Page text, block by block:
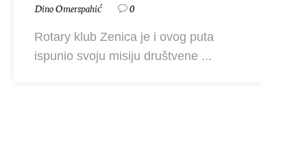
Dino Omerspahić 0
Rotary klub Zenica je i ovog puta
ispunio svoju misiju društvene ...